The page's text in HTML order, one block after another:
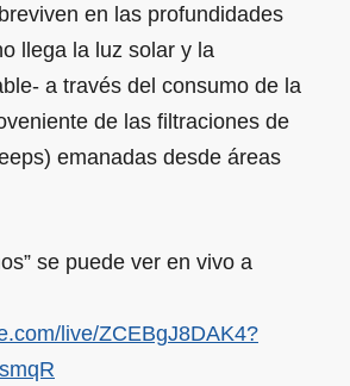
en las profundidades
llega la luz solar y la
a través del consumo de la
de las filtraciones de
emanadas desde áreas
se puede ver en vivo a
live/ZCEBgJ8DAK4?